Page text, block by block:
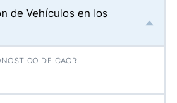
de Vehículos en los